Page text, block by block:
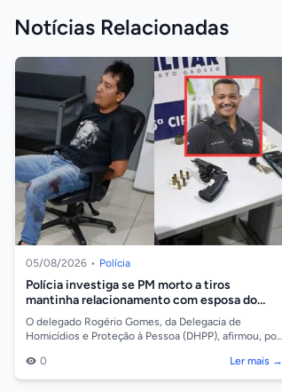
Notícias Relacionadas
05/08/2026 • Polícia
Polícia investiga se PM morto a tiros
mantinha relacionamento com esposa do
atirador
O delegado Rogério Gomes, da Delegacia de
Homicídios e Proteção à Pessoa (DHPP), afirmou, por
Milit...
0 Ler mais →